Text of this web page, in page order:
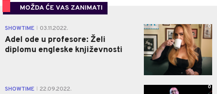
MOŽDA ĆE VAS ZANIMATI
SHOWTIME 03.11.2022.
Adel ode u profesore: Želi
diplomu engleske književnosti
0
SHOWTIME 22.09.2022. 0